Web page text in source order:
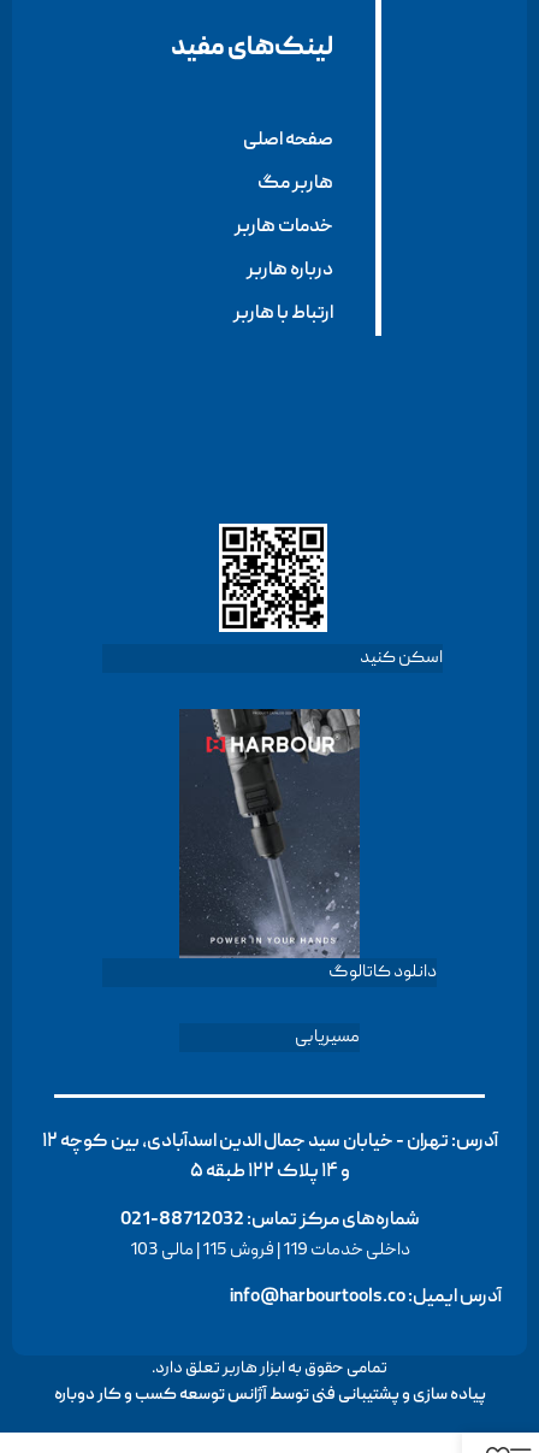
لینک‌های مفید
صفحه اصلی
هاربر مگ
خدمات هاربر
درباره هاربر
ارتباط با هاربر
اسکن کنید
دانلود کاتالوگ
مسیریابی
آدرس: تهران - خیابان سید جمال الدین اسدآبادی، بین کوچه ۱۲
و ۱۴ پلاک ۱۲۲ طبقه ۵
شماره‌های مرکز تماس:88712032-021
داخلی خدمات 119 | فروش 115 | مالی 103
آدرس ایمیل: info@harbourtools.co
تمامی حقوق به ابزار هاربر تعلق دارد.
پیاده سازی و پشتیبانی فنی توسطآژانس توسعه کسب و کار دوباره